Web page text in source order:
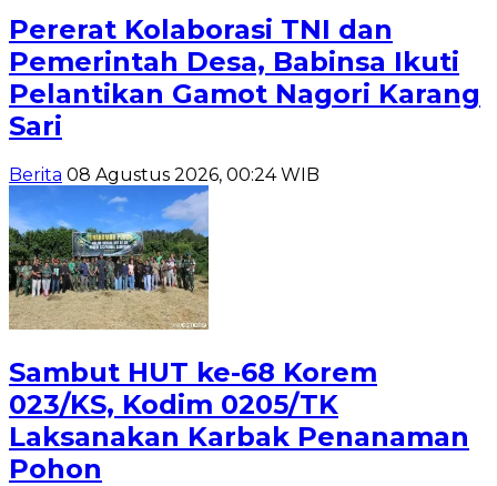
Pererat Kolaborasi TNI dan
Pemerintah Desa, Babinsa Ikuti
Pelantikan Gamot Nagori Karang
Sari
Berita 08 Agustus 2026, 00:24 WIB
Sambut HUT ke-68 Korem
023/KS, Kodim 0205/TK
Laksanakan Karbak Penanaman
Pohon